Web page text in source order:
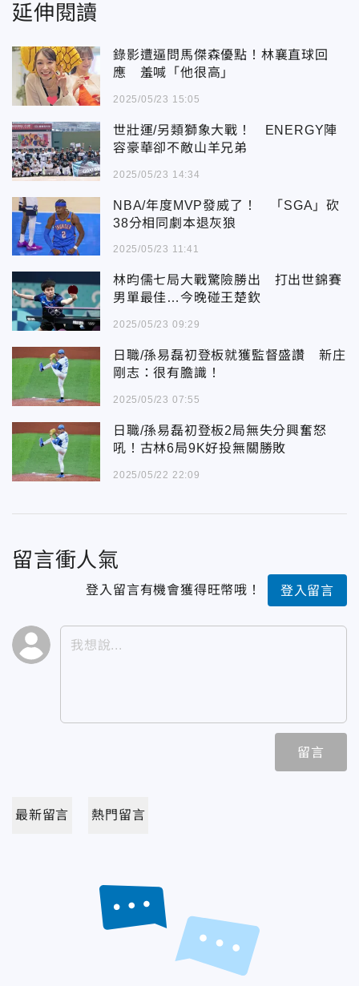
延伸閱讀
錄影遭逼問馬傑森優點！林襄直球回
應 羞喊「他很高」
2025/05/23 15:05
世壯運/另類獅象大戰！ ENERGY陣
容豪華卻不敵山羊兄弟
2025/05/23 14:34
NBA/年度MVP發威了！ 「SGA」砍
38分相同劇本退灰狼
2025/05/23 11:41
林昀儒七局大戰驚險勝出 打出世錦賽
男單最佳…今晚碰王楚欽
2025/05/23 09:29
日職/孫易磊初登板就獲監督盛讚 新庄
剛志：很有膽識！
2025/05/23 07:55
日職/孫易磊初登板2局無失分興奮怒
吼！古林6局9K好投無關勝敗
2025/05/22 22:09
留言衝人氣
登入留言有機會獲得旺幣哦！ 登入留言
留言
最新留言 熱門留言